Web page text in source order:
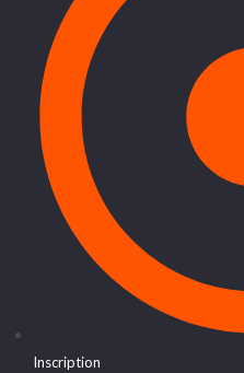
Inscription